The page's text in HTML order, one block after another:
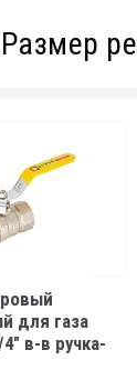
для газа
в-в ручка-